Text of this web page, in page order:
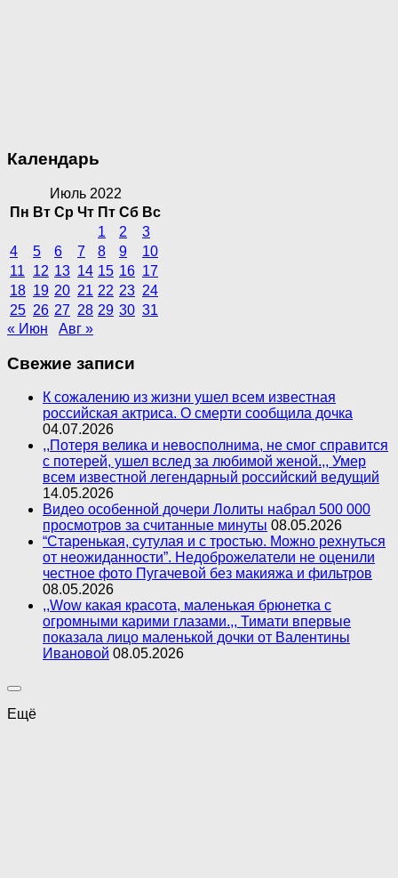
Календарь
Июль 2022
Пн Вт Ср Чт Пт Сб Вс
1
2
3
4
5 6 7 8 9
10
11
12 13 14 15 16 17
18 19 20 21 22 23 24
25 26 27 28 29 30 31
« Июн
Авг »
Свежие записи
К сожалению из жизни ушел всем известная
российская актриса. О смерти сообщила дочка
04.07.2026
,,Потеря велика и невосполнима, не смог справится
с потерей, ушел вслед за любимой женой.,, Умер
всем известной легендарный российский ведущий
14.05.2026
Видео особенной дочери Лолиты набрал 500 000
просмотров за считанные минуты 08.05.2026
“Старенькая, сутулая и с тростью. Можно рехнуться
от неожиданности”. Недоброжелатели не оценили
честное фото Пугачевой без макияжа и фильтров
08.05.2026
,,Wow какая красота, маленькая брюнетка с
огромными карими глазами.,, Тимати впервые
показала лицо маленькой дочки от Валентины
Ивановой 08.05.2026
Ещё